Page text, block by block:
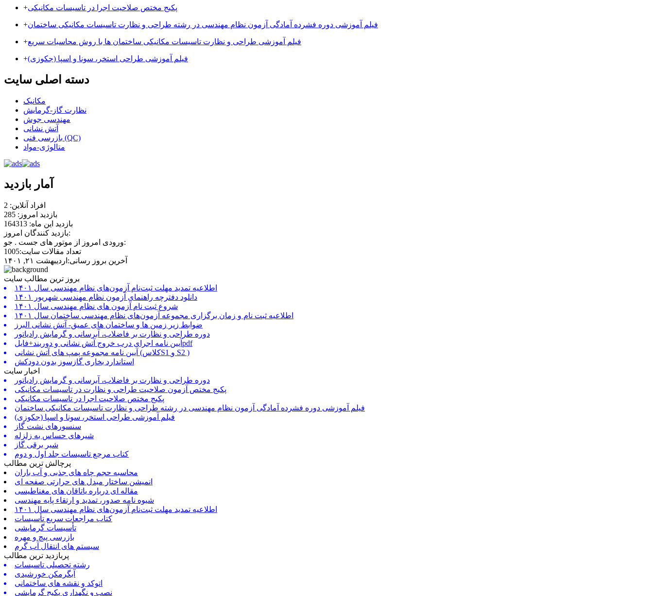
+پکیج مختص صلاحیت اجرا در تاسیسات مکانیکی
+فیلم آموزشی دوره فشرده آمادگی آزمون نظام مهندسی در رشته طراحی و نظارت تاسیسات مکانیکی ساختمان
+فیلم آموزشی طراحی و نظارت تاسیسات مکانیکی ساختمان ها با روش محاسبات سریع
+فیلم آموزشی طراحی استخر، سونا و اسپا (جکوزی)
دسته اصلی سایت
مکانیک
نظارت گاز-گرمایش
مهندسی جوش
آتش نشانی
بازرسی فنی (QC)
متالوژی-مواد
آمار بازدید
افراد آنلاین: 2
بازدید امروز: 285
بازدید این ماه: 164313
بازدید کنندگان امروز:
ورودی امروز از موتور های جست . جو:
تعداد مقالات سایت:1005
آخرین بروز رسانی:اردیبهشت ۲۱, ۱۴۰۱
بروز ترین مطالب سایت
اطلاعیه تمدید مهلت ثبت‌نام آزمون‌های نظام مهندسی سال ۱۴۰۱
دانلود دفترچه راهنمای آزمون نظام مهندسی شهریور ۱۴۰۱
شروع ثبت نام آزمون های نظام مهندسی سال ۱۴۰۱
اطلاعیه ثبت نام و زمان برگزاری مجموعه آزمون‌های نظام مهندسی ساختمان سال ۱۴۰۱
ضوابط زیر زمین ها و ساختمان های عمیق- آتش نشانی البرز
دوره طراحی و نظارت بر فاضلاب، آبرسانی و گرمایش رادیاتور
آیین نامه اجرای درب خروج آتش نشانی و دوربند+فایلpdf
آیین نامه مجموعه پمپ های آتش نشانی (کلاسS1 و S2 )
استاندارد بخاری گازسوز بدون دودکش
اخبار سایت
دوره طراحی و نظارت بر فاضلاب، آبرسانی و گرمایش رادیاتور
پکیج مختص آزمون صلاحیت طراحی و نظارت در تاسیسات مکانیکی
پکیج مختص صلاحیت اجرا در تاسیسات مکانیکی
فیلم آموزشی دوره فشرده آمادگی آزمون نظام مهندسی در رشته طراحی و نظارت تاسیسات مکانیکی ساختمان
فیلم آموزشی طراحی استخر، سونا و اسپا (جکوزی)
سنسورهای نشت گاز
شیرهای حساس به زلزله
شیر برقی گاز
کتاب مرجع تاسیسات جلد اول و دوم
پرچالش ترین مطالب
محاسبه حجم چاه های جذبی و آب باران
انمیشن ساختار مبدل های حرارتی صفحه ای
مقاله ای درباره یاتاقان های مغناطیسی
شیوه نامه صدور، تمدید و ارتقاء پایه مهندسی
اطلاعیه تمدید مهلت ثبت‌نام آزمون‌های نظام مهندسی سال ۱۴۰۱
کتاب مراجعات سریع تأسیسات
تأسیسات گرمایشی
بازرسی پیچ و مهره
سیستم های انتقال آب گرم
پربازدید ترین مطالب
رشته تحصیلی تاسیسات
آبگرمکن خورشیدی
اتوکد و نقشه های ساختمانی
نصب و نگهداری پکیج گرمایشی